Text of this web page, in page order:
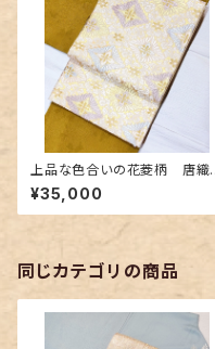
上品な色合いの花菱柄 唐織
の美しい袋帯
¥35,000
同じカテゴリの商品